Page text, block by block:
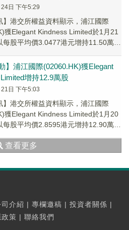
日 下午5:29
】港交所權益資料顯示，浦江國際
獲Elegant Kindness Limited於1月21
每股平均價3.0477港元增持11.50萬
】浦江國際(02060.HK)獲Elegant
增持12.9萬股
日 下午5:03
】港交所權益資料顯示，浦江國際
獲Elegant Kindness Limited於1月20
每股平均價2.8595港元增持12.90萬
查看更多
介紹 | 專欄邀稿 | 投資者關係 |
策 | 聯絡我們